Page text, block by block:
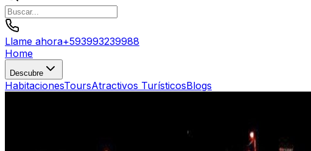
Llame ahora+593993239988
Home
Descubre
HabitacionesToursAtractivos TurísticosBlogs